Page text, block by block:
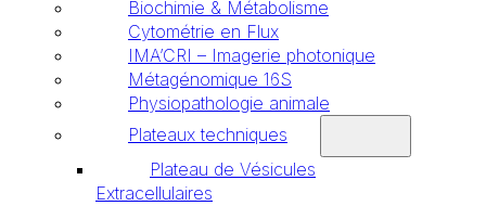
Biochimie & Métabolisme
Cytométrie en Flux
IMA’CRI – Imagerie photonique
Métagénomique 16S
Physiopathologie animale
Plateaux techniques
Plateau de Vésicules
Extracellulaires